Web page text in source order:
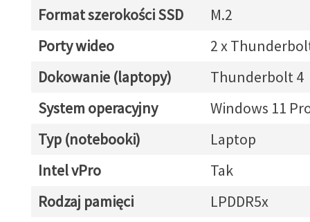
Format szerokości SSD
M.2
Porty wideo
2 x
Dokowanie (laptopy)
Thunderbolt 4
System operacyjny
Windows 11
Typ (notebooki)
Laptop
Intel vPro
Tak
Rodzaj pamięci
LPDDR5x